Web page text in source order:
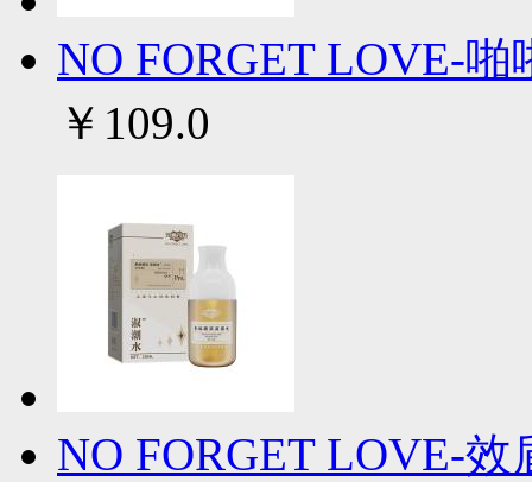
NO FORGET LOVE-
￥109.0
NO FORGET LOVE-